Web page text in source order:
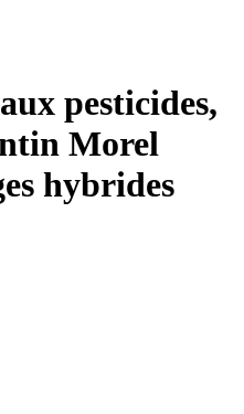
pesticides,
Morel
hybrides